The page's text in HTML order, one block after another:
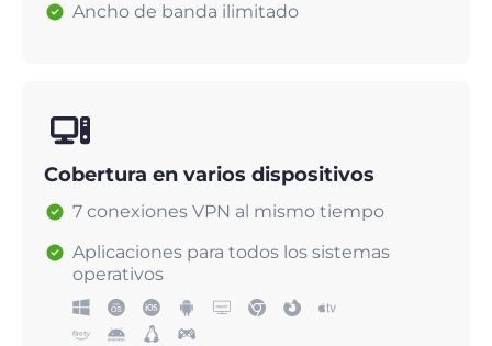
Ancho de banda ilimitado
Cobertura en varios dispositivos
7 conexiones VPN al mismo tiempo
Aplicaciones para todos los sistemas
operativos